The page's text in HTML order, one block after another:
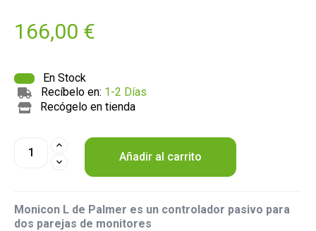
166,00 €
En Stock
Recíbelo en: 1-2 Días
Recógelo en tienda
Añadir al carrito
Monicon L de Palmer es un controlador pasivo para
dos parejas de monitores